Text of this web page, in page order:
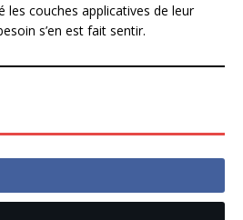
les couches applicatives de leur
s’en est fait sentir.